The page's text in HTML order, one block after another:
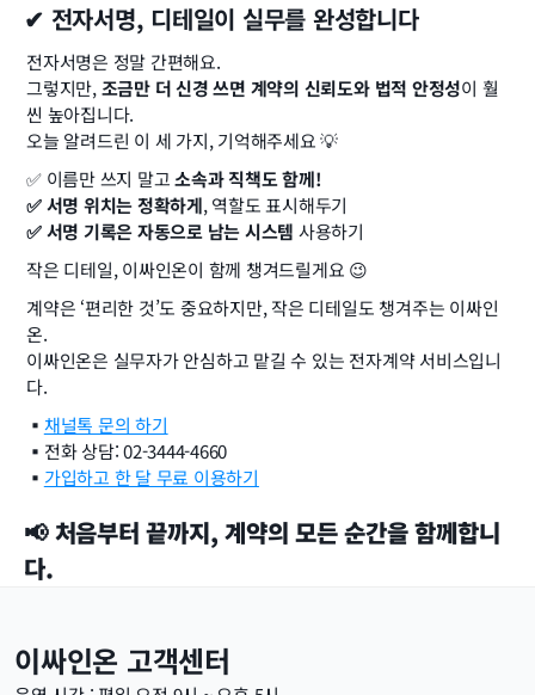
✔ 전자서명, 디테일이 실무를 완성합니다
전자서명은 정말 간편해요.
그렇지만, 조금만 더 신경 쓰면 계약의 신뢰도와 법적 안정성이 훨
씬 높아집니다.
오늘 알려드린 이 세 가지, 기억해주세요 💡
✅ 이름만 쓰지 말고 소속과 직책도 함께!
✅ 서명 위치는 정확하게, 역할도 표시해두기
✅ 서명 기록은 자동으로 남는 시스템 사용하기
작은 디테일, 이싸인온이 함께 챙겨드릴게요 😉
계약은 ‘편리한 것’도 중요하지만, 작은 디테일도 챙겨주는 이싸인
온.
이싸인온은 실무자가 안심하고 맡길 수 있는 전자계약 서비스입니
다.
▪️ 채널톡 문의 하기
▪️전화 상담: 02-3444-4660
▪️ 가입하고 한 달 무료 이용하기
📢 처음부터 끝까지, 계약의 모든 순간을 함께합니
다.
이싸인온 고객센터